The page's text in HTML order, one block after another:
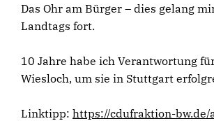
Das Ohr am Bürger – dies gelang
Landtags fort.
10 Jahre habe ich Verantwortung
Wiesloch, um sie in Stuttgart
Linktipp: https://cdufraktion-